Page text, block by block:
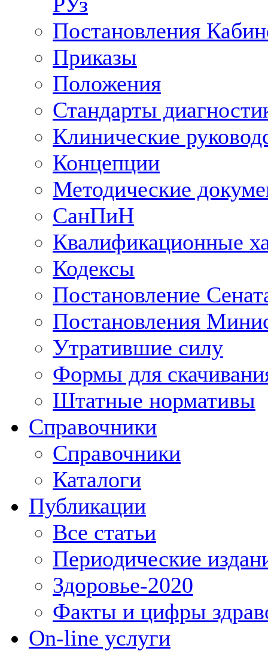
Постановления
Приказы
Положения
Стандарты
Клинические
Концепции
Методические
СанПиН
Квалификационные
Кодексы
Постановление
Постановления
Утратившие силу
Формы для
Штатные нормативы
Справочники
Справочники
Каталоги
Публикации
Все статьи
Периодические
Здоровье-2020
Факты и цифры
On-line услуги